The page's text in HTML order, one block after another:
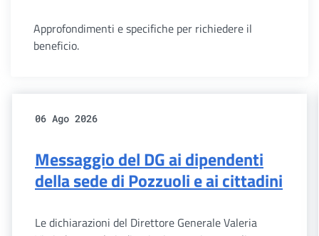
Approfondimenti e specifiche per richiedere il
beneficio.
06 Ago 2026
Messaggio del DG ai dipendenti
della sede di Pozzuoli e ai cittadini
Le dichiarazioni del Direttore Generale Valeria